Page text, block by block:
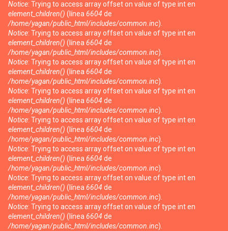
Notice: Trying to access array offset on value of type int en
element_children() (línea 6604 de
/home/yagan/public_html/includes/common.inc).
Notice: Trying to access array offset on value of type int en
element_children() (línea 6604 de
/home/yagan/public_html/includes/common.inc).
Notice: Trying to access array offset on value of type int en
element_children() (línea 6604 de
/home/yagan/public_html/includes/common.inc).
Notice: Trying to access array offset on value of type int en
element_children() (línea 6604 de
/home/yagan/public_html/includes/common.inc).
Notice: Trying to access array offset on value of type int en
element_children() (línea 6604 de
/home/yagan/public_html/includes/common.inc).
Notice: Trying to access array offset on value of type int en
element_children() (línea 6604 de
/home/yagan/public_html/includes/common.inc).
Notice: Trying to access array offset on value of type int en
element_children() (línea 6604 de
/home/yagan/public_html/includes/common.inc).
Notice: Trying to access array offset on value of type int en
element_children() (línea 6604 de
/home/yagan/public_html/includes/common.inc).